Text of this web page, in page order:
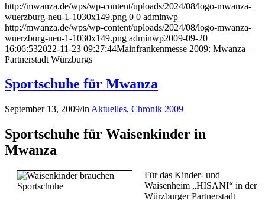
http://mwanza.de/wps/wp-content/uploads/2024/08/logo-mwanza-
wuerzburg-neu-1-1030x149.png 0 0 adminwp
http://mwanza.de/wps/wp-content/uploads/2024/08/logo-mwanza-
wuerzburg-neu-1-1030x149.png adminwp2009-09-20
16:06:532022-11-23 09:27:44Mainfrankenmesse 2009: Mwanza –
Partnerstadt Würzburgs
Sportschuhe für Mwanza
September 13, 2009/in Aktuelles, Chronik 2009
Sportschuhe für Waisenkinder in
Mwanza
Für das Kinder- und
Waisenheim „HISANI“ in der
Würzburger Partnerstadt